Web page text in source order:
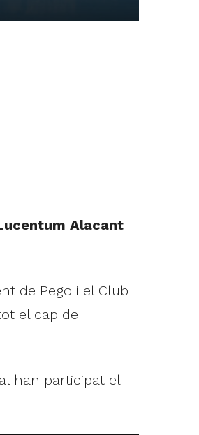
Alacant
de Pego i el Club
el cap de
han participat el